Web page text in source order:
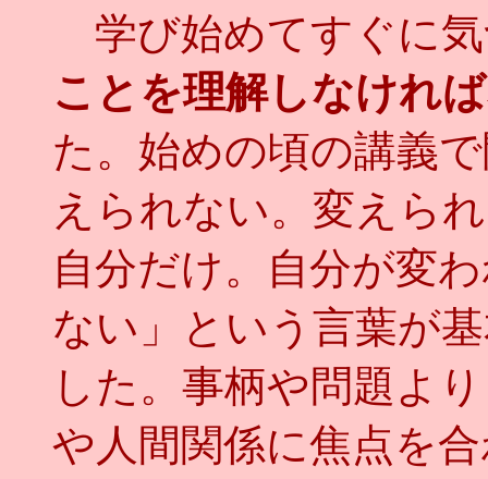
学び始めてすぐに
ことを理解しなけれ
た。始めの頃の講義
えられない。変えら
自分だけ。自分が変
ない」という言葉が
した。事柄や問題よ
や人間関係に焦点を